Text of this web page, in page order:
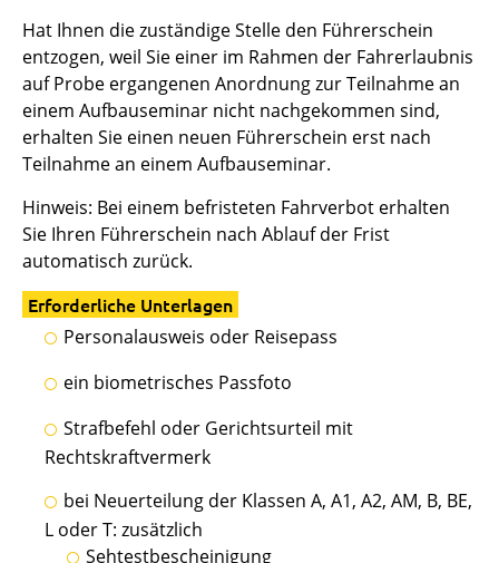
Hat Ihnen die zuständige Stelle den Führerschein
entzogen, weil Sie einer im Rahmen der Fahrerlaubnis
auf Probe ergangenen Anordnung zur Teilnahme an
einem Aufbauseminar nicht nachgekommen sind,
erhalten Sie einen neuen Führerschein erst nach
Teilnahme an einem Aufbauseminar.
Hinweis: Bei einem befristeten Fahrverbot erhalten
Sie Ihren Führerschein nach Ablauf der Frist
automatisch zurück.
Erforderliche Unterlagen
Personalausweis oder Reisepass
ein biometrisches Passfoto
Strafbefehl oder Gerichtsurteil mit
Rechtskraftvermerk
bei Neuerteilung der Klassen A, A1, A2, AM, B, BE,
L oder T: zusätzlich
Sehtestbescheinigung